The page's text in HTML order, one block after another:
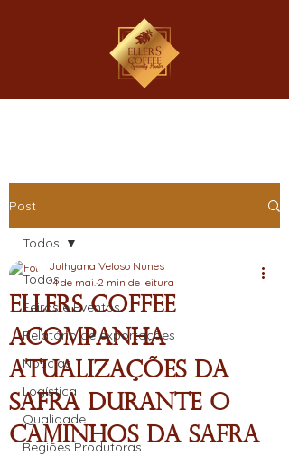
Post
Todos
Feiras e Eventos
Relatório de exportações
Notícias
Logística
Qualidade
Regiões Produtoras
Todos
EllerS Coffee
acompanha
atualizações da
safra durante o
Caminhos da Safra
Julhyana Veloso Nunes
14 de mai. 2 min de leitura